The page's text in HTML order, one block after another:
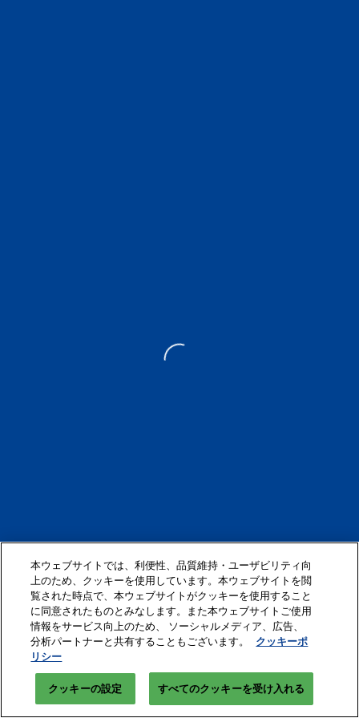
本ウェブサイトでは、利便性、品質維持・ユーザビリティ向
上のため、クッキーを使用しています。本ウェブサイトを閲
覧された時点で、本ウェブサイトがクッキーを使用すること
に同意されたものとみなします。また本ウェブサイトご使用
情報をサービス向上のため、 ソーシャルメディア、広告、
分析パートナーと共有することもございます。
クッキーポ
リシー
クッキーの設定 すべてのクッキーを受け入れる